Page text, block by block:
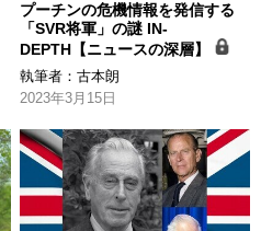
プーチンの危機情報を発信する
「SVR将軍」の謎 IN-
DEPTH【ニュースの深層】
執筆者：古本朗
2023年3月15日